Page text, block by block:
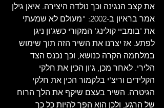
את קצב הנגינה וכך נולדה היצירה. איאן גילן
אמר בראיון ב-2002: "מעולם לא שמעתי
את 'בומביי קולינג' המקורי כשג'ון ניגן
לפתע. אז יצרנו את השיר הזה תוך שימוש
במלחמה הקרה כנושא, וכך נכנס הצד
הלירי. לאחר מכן, ג'ון הכין את חלקי
הקלידים וריצ'י בלקמור הכין את חלקי
הגיטרה. השיר בעצם שיקף את הלך הרוח
של הרגע, ולכן הוא הפך להיות כל כך